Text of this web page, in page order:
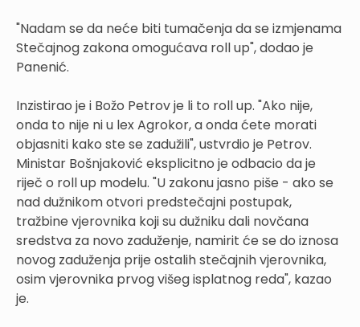
"Nadam se da neće biti tumačenja da se izmjenama
Stečajnog zakona omogućava roll up", dodao je
Panenić.
Inzistirao je i Božo Petrov je li to roll up. "Ako nije,
onda to nije ni u lex Agrokor, a onda ćete morati
objasniti kako ste se zadužili", ustvrdio je Petrov.
Ministar Bošnjaković eksplicitno je odbacio da je
riječ o roll up modelu. "U zakonu jasno piše - ako se
nad dužnikom otvori predstečajni postupak,
tražbine vjerovnika koji su dužniku dali novčana
sredstva za novo zaduženje, namirit će se do iznosa
novog zaduženja prije ostalih stečajnih vjerovnika,
osim vjerovnika prvog višeg isplatnog reda", kazao
je.